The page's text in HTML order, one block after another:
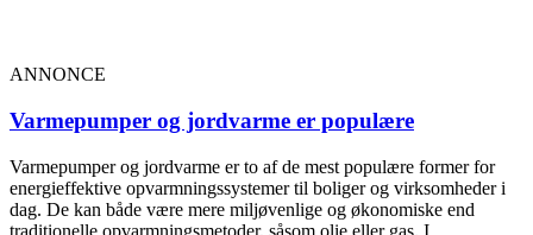
ANNONCE
Varmepumper og jordvarme er populære
Varmepumper og jordvarme er to af de mest populære former for
energieffektive opvarmningssystemer til boliger og virksomheder i
dag. De kan både være mere miljøvenlige og økonomiske end
traditionelle opvarmningsmetoder, såsom olie eller gas. I